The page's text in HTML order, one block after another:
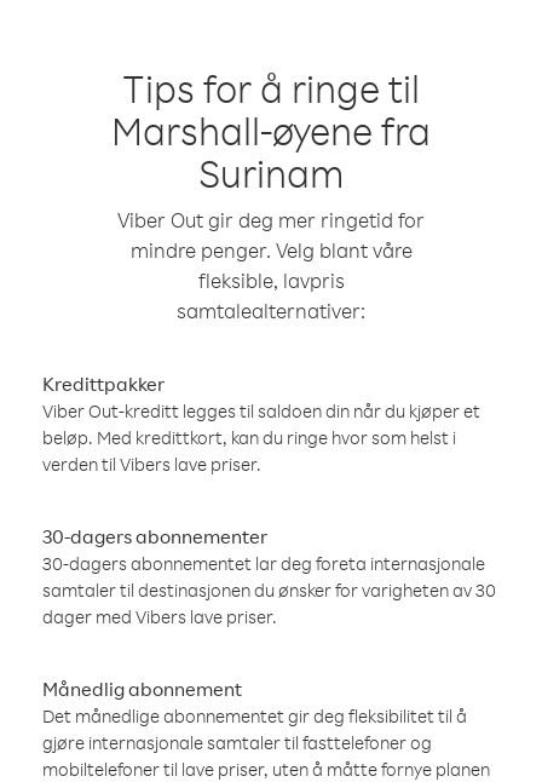
Tips for å ringe til
Marshall-øyene fra
Surinam
Viber Out gir deg mer ringetid for
mindre penger. Velg blant våre
fleksible, lavpris
samtalealternativer:
Kredittpakker
Viber Out-kreditt legges til saldoen din når du kjøper et
beløp. Med kredittkort, kan du ringe hvor som helst i
verden til Vibers lave priser.
30-dagers abonnementer
30-dagers abonnementet lar deg foreta internasjonale
samtaler til destinasjonen du ønsker for varigheten av 30
dager med Vibers lave priser.
Månedlig abonnement
Det månedlige abonnementet gir deg fleksibilitet til å
gjøre internasjonale samtaler til fasttelefoner og
mobiltelefoner til lave priser, uten å måtte fornye planen